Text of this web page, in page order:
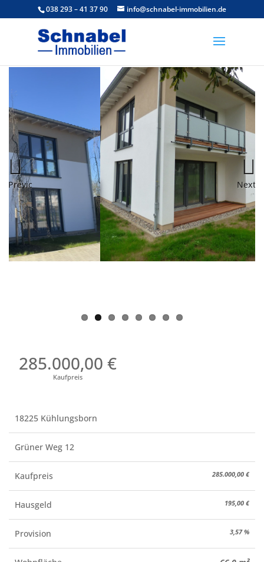
038 293 – 41 37 90 info@schnabel-immobilien.de
Previous Next
285.000,00 €
Kaufpreis
18225 Kühlungsborn
Grüner Weg 12
Kaufpreis 285.000,00 €
Hausgeld 195,00 €
Provision 3,57 %